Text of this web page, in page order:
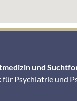
und
Psychiatrie und